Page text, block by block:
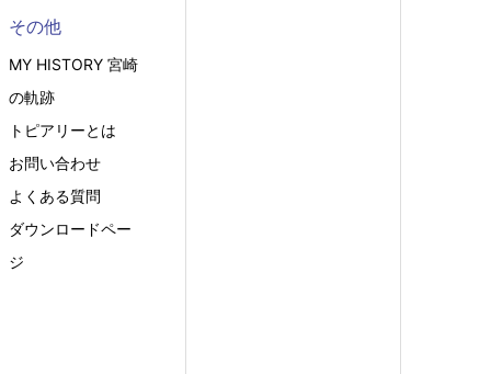
その他
MY HISTORY 宮崎
の軌跡
トピアリーとは
お問い合わせ
よくある質問
ダウンロードペー
ジ